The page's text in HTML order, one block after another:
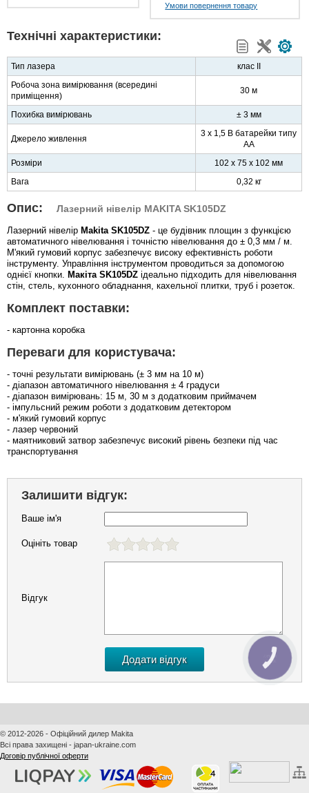
Умови повернення товару
Технічні характеристики:
Тип лазера
клас II
Робоча зона вимірювання (всередині
приміщення)
30 м
Похибка вимірювань ± 3 мм
Джерело живлення
3 х 1,5 В батарейки типу
АА
Розміри
102 x 75 x 102 мм
Вага
0,32 кг
Опис: Лазерний нівелір MAKITA SK105DZ
Лазерний нівелір Makita SK105DZ - це будівник площин з функцією
автоматичного нівелювання і точністю нівелювання до ± 0,3 мм / м.
М'який гумовий корпус забезпечує високу ефективність роботи
інструменту. Управління інструментом проводиться за допомогою
однієї кнопки. Макіта SK105DZ ідеально підходить для нівелювання
стін, стель, кухонного обладнання, кахельної плитки, труб і розеток.
Комплект поставки:
- картонна коробка
Переваги для користувача:
- точні результати вимірювань (± 3 мм на 10 м)
- діапазон автоматичного нівелювання ± 4 градуси
- діапазон вимірювань: 15 м, 30 м з додатковим приймачем
- імпульсний режим роботи з додатковим детектором
- м'який гумовий корпус
- лазер червоний
- маятниковий затвор забезпечує високий рівень безпеки під час
транспортування
Залишити відгук:
Ваше ім'я
Оцініть товар
Відгук
© 2012-2026 - Офіційний дилер Makita
Всі права захищені - japan-ukraine.com
Договір публічної оферти
КНОПКА
ЗВ'ЯЗКУ